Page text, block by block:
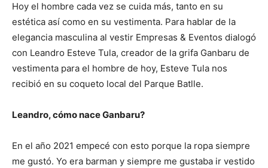
Hoy el hombre cada vez se cuida más, tanto en su
estética así como en su vestimenta. Para hablar de la
elegancia masculina al vestir Empresas & Eventos dialogó
con Leandro Esteve Tula, creador de la grifa Ganbaru de
vestimenta para el hombre de hoy, Esteve Tula nos
recibió en su coqueto local del Parque Batlle.
Leandro, cómo nace Ganbaru?
En el año 2021 empecé con esto porque la ropa siempre
me gustó. Yo era barman y siempre me gustaba ir vestido